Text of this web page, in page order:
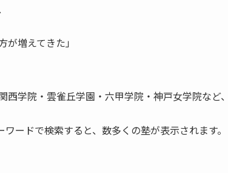
が増えてきた」
西学院・雲雀丘学園・六甲学院・神戸女学院など
ードで検索すると、数多くの塾が表示されます。